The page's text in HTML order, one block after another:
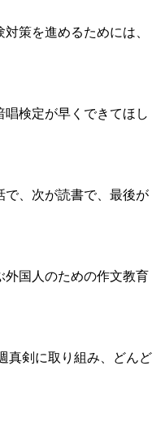
策を進めるためには、
検定が早くできてほし
、次が読書で、最後が
国人のための作文教育
真剣に取り組み、どんど